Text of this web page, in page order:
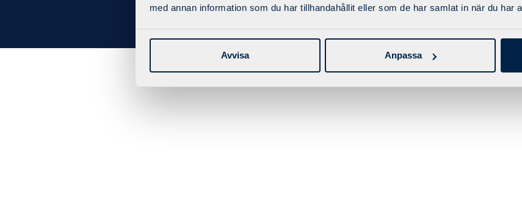
med annan information som du har tillhandahållit eller som de har samlat in när du har
Avvisa Anpassa
© 2025 Factory Fitness AB | Skapad tillsammans med